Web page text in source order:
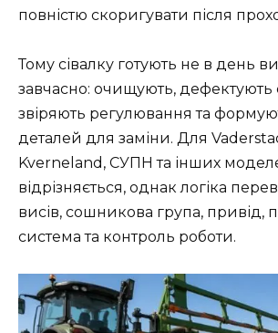
повністю скоригувати після
Тому сівалку готують не в день
завчасно: очищують, дефектують
звіряють регулювання та
деталей для заміни. Для
Kverneland, СУПН та інших
відрізняється, однак логіка
висів, сошникова група, привід,
система та контроль роботи.